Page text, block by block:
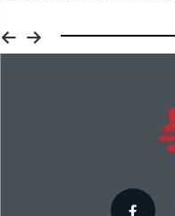
Infiltrationstestgerät etc.